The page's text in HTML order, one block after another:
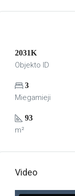
2031K
Objekto ID
3
Miegamieji
93
m²
Video